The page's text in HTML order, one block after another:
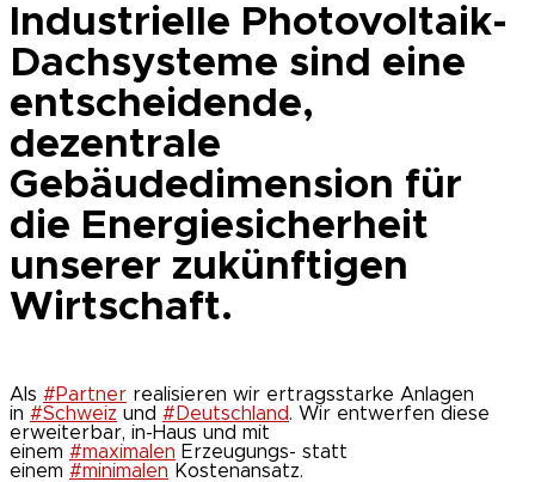
Industrielle Photovoltaik-
Dachsysteme sind eine
entscheidende,
dezentrale
Gebäudedimension für
die Energiesicherheit
unserer zukünftigen
Wirtschaft.
Als #Partner realisieren wir ertragsstarke Anlagen
in #Schweiz und #Deutschland. Wir entwerfen diese
erweiterbar, in-Haus und mit
einem #maximalen Erzeugungs- statt
einem #minimalen Kostenansatz.